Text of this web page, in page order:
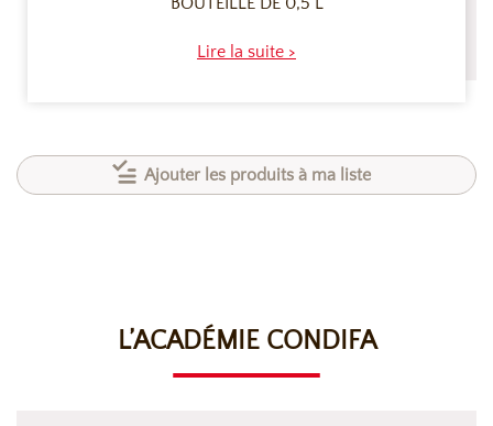
Lire la suite >
Ajouter les produits à ma liste
L’ACADÉMIE CONDIFA